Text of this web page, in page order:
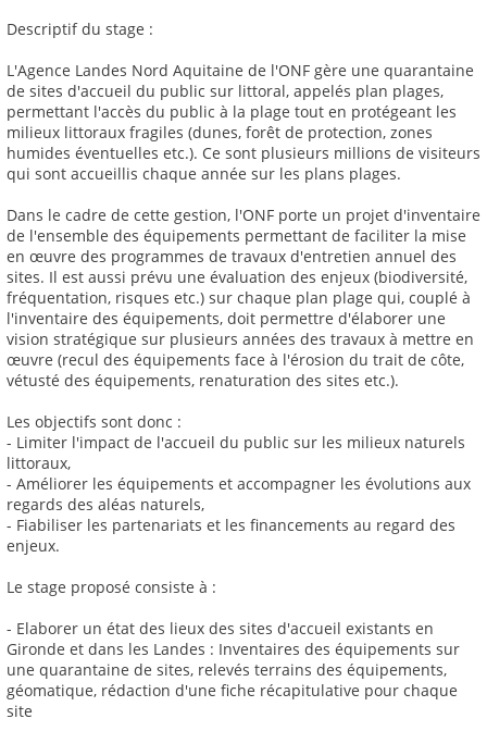
Descriptif du stage :
L'Agence Landes Nord Aquitaine de l'ONF gère une quarantaine
de sites d'accueil du public sur littoral, appelés plan plages,
permettant l'accès du public à la plage tout en protégeant les
milieux littoraux fragiles (dunes, forêt de protection, zones
humides éventuelles etc.). Ce sont plusieurs millions de visiteurs
qui sont accueillis chaque année sur les plans plages.
Dans le cadre de cette gestion, l'ONF porte un projet d'inventaire
de l'ensemble des équipements permettant de faciliter la mise
en œuvre des programmes de travaux d'entretien annuel des
sites. Il est aussi prévu une évaluation des enjeux (biodiversité,
fréquentation, risques etc.) sur chaque plan plage qui, couplé à
l'inventaire des équipements, doit permettre d'élaborer une
vision stratégique sur plusieurs années des travaux à mettre en
œuvre (recul des équipements face à l'érosion du trait de côte,
vétusté des équipements, renaturation des sites etc.).
Les objectifs sont donc :
- Limiter l'impact de l'accueil du public sur les milieux naturels
littoraux,
- Améliorer les équipements et accompagner les évolutions aux
regards des aléas naturels,
- Fiabiliser les partenariats et les financements au regard des
enjeux.
Le stage proposé consiste à :
- Elaborer un état des lieux des sites d'accueil existants en
Gironde et dans les Landes : Inventaires des équipements sur
une quarantaine de sites, relevés terrains des équipements,
géomatique, rédaction d'une fiche récapitulative pour chaque
site